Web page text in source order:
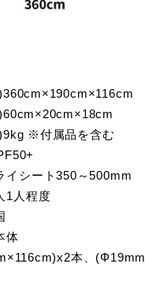
※付属品を含む
シート350～500mm
1人程度
体
本、